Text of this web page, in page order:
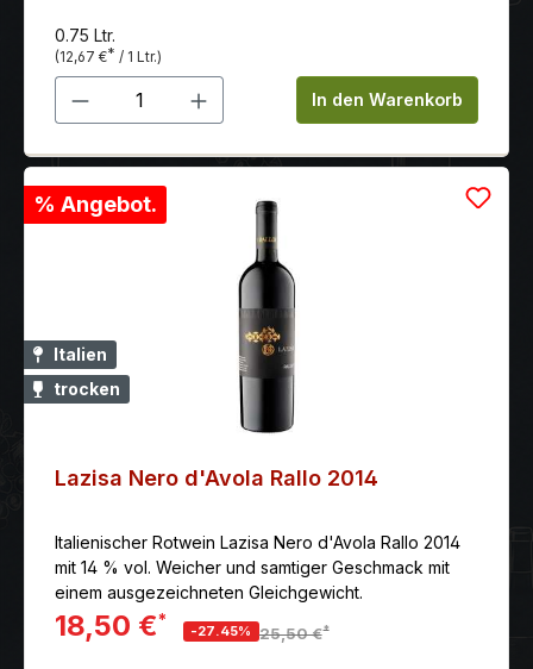
0.75 Ltr.
(12,67 €* / 1 Ltr.)
Produkt Anzahl: Gib denIn den Warenkorb
% Angebot.
Italien
trocken
Lazisa Nero d'Avola Rallo 2014
Italienischer Rotwein Lazisa Nero d'Avola Rallo 2014
mit 14 % vol. Weicher und samtiger Geschmack mit
einem ausgezeichneten Gleichgewicht.
18,50 €*
-27.45% 25,50 €*